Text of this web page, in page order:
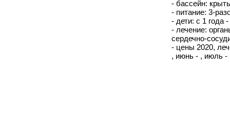
- бассейн:
- питание: 3-
- дети: с 1 года
- лечение:
сердечно-
- цены 2020,
, июнь - , июль -